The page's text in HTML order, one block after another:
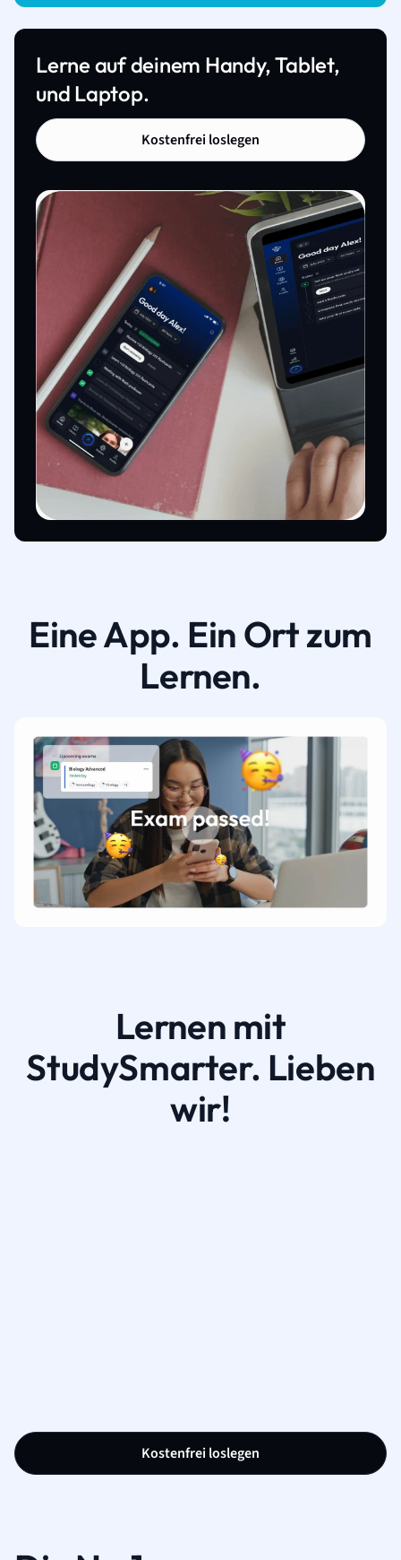
Lerne auf deinem Handy, Tablet,
und Laptop.
Kostenfrei loslegen
Eine App. Ein Ort zum
Lernen.
Lernen mit
StudySmarter. Lieben
wir!
Kostenfrei loslegen